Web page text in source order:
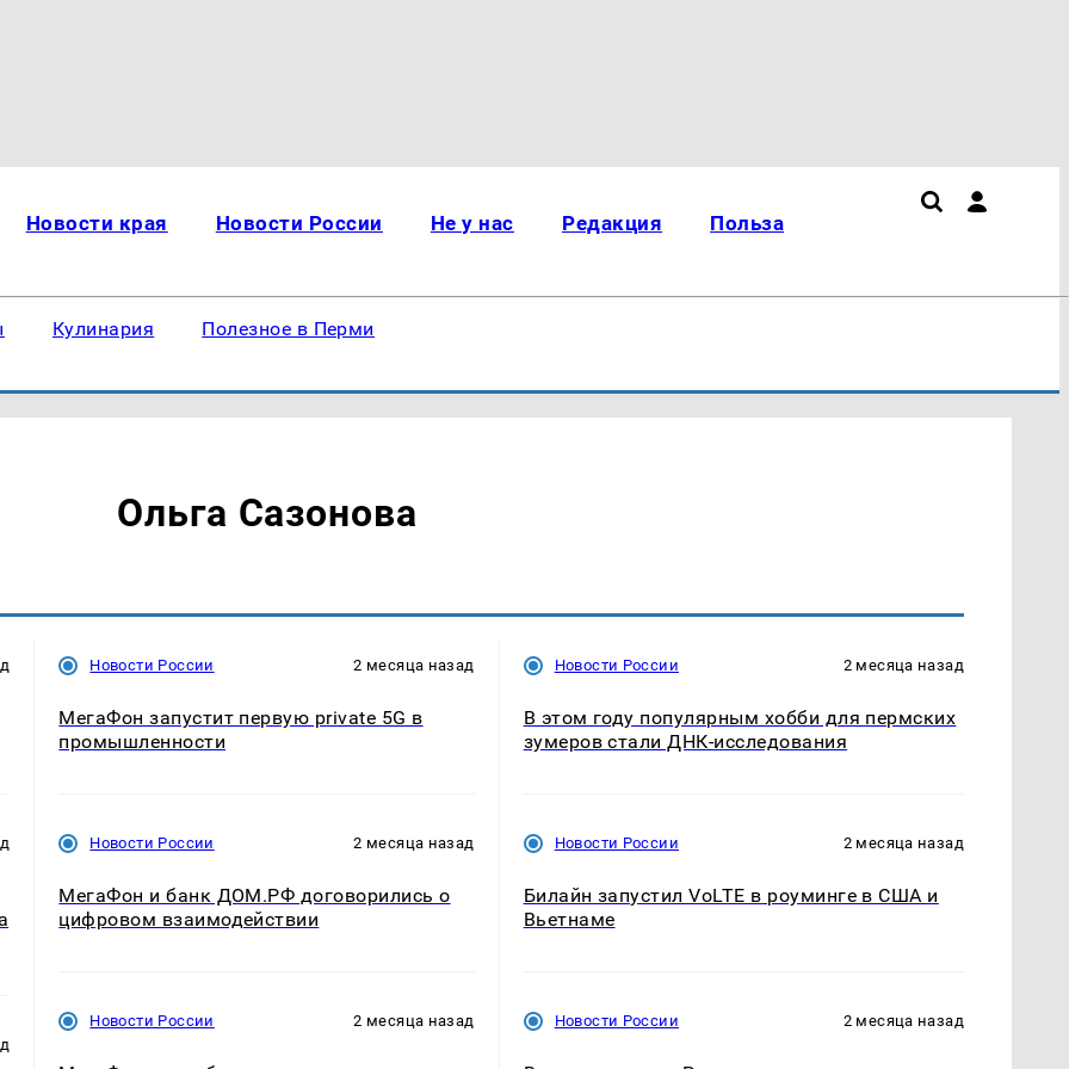
Новости края Новости России Не у нас Редакция Польза
Кулинария Полезное в Перми
Ольга Сазонова
Новости России 2 месяца назад
МегаФон запустит первую private 5G в
промышленности
Новости России 2 месяца назад
МегаФон и банк ДОМ.РФ договорились о
цифровом взаимодействии
Новости России 2 месяца назад
Новости России 2 месяца назад
В этом году популярным хобби для пермских
зумеров стали ДНК-исследования
Новости России 2 месяца назад
Билайн запустил VoLTE в роуминге в США и
Вьетнаме
Новости России 2 месяца назад